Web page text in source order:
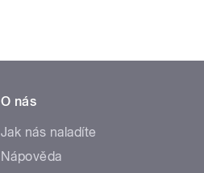
O nás
Jak nás naladíte
Nápověda